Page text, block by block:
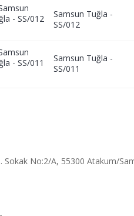
Samsun Tuğla -
SS/012
Samsun Tuğla -
SS/011
Sokak No:2/A, 55300 Atakum/